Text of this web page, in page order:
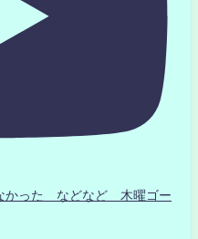
かった などなど 木曜ゴー